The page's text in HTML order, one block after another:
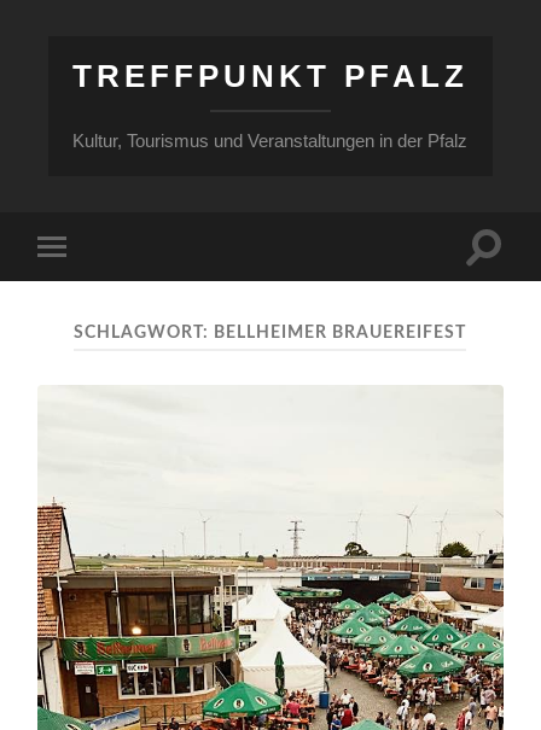
TREFFPUNKT PFALZ
Kultur, Tourismus und Veranstaltungen in der Pfalz
Menü
SCHLAGWORT: BELLHEIMER BRAUEREIFEST